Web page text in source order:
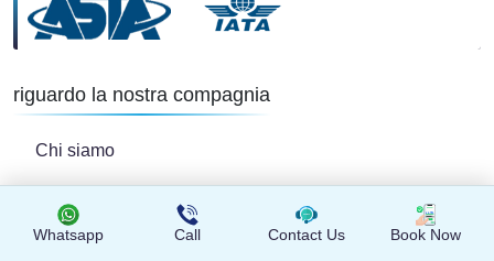
Whatsapp Call Contact Us Book Now
riguardo la nostra compagnia
Chi siamo
FAQ